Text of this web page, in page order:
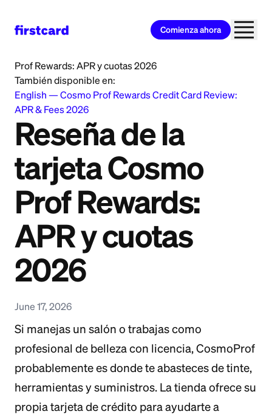
Comienza ahora
Prof Rewards: APR y cuotas 2026
También disponible en:
English —Cosmo Prof Rewards Credit Card Review:
APR & Fees 2026
Reseña de la
tarjeta Cosmo
Prof Rewards:
APR y cuotas
2026
June 17, 2026
Si manejas un salón o trabajas como
profesional de belleza con licencia, CosmoProf
probablemente es donde te abasteces de tinte,
herramientas y suministros. La tienda ofrece su
propia tarjeta de crédito para ayudarte a